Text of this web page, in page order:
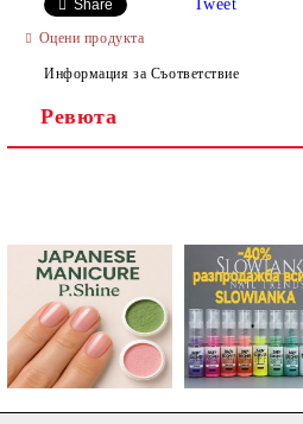
Share Tweet
Оцени продукта
Информация за Съответствие
Ревюта